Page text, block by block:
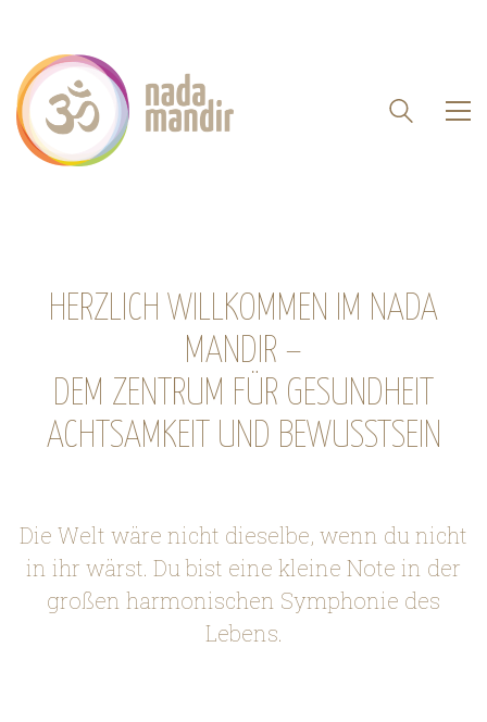
HERZLICH WILLKOMMEN IM NADA
MANDIR –
DEM ZENTRUM FÜR GESUNDHEIT
ACHTSAMKEIT UND BEWUSSTSEIN
Die Welt wäre nicht dieselbe, wenn du nicht
in ihr wärst. Du bist eine kleine Note in der
großen harmonischen Symphonie des
Lebens.